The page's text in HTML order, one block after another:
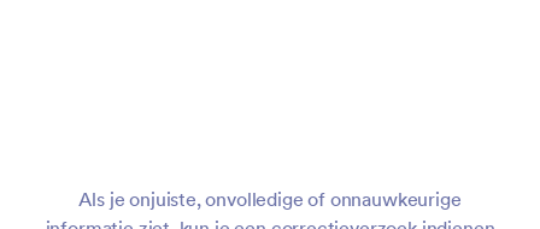
Als je onjuiste, onvolledige of onnauwkeurige